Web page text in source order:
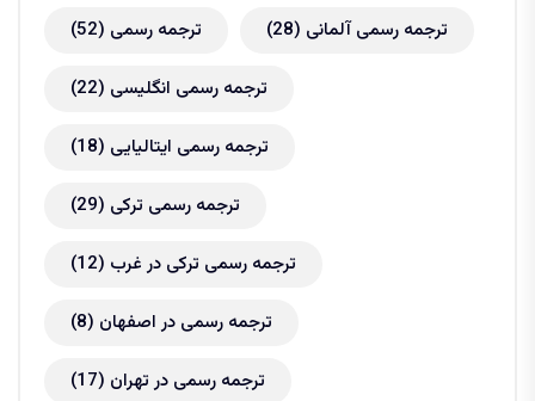
ترجمه رسمی (52) ترجمه رسمی آلمانی (28)
ترجمه رسمی انگلیسی (22)
ترجمه رسمی ایتالیایی (18)
ترجمه رسمی ترکی (29)
ترجمه رسمی ترکی در غرب (12)
ترجمه رسمی در اصفهان (8)
ترجمه رسمی در تهران (17)